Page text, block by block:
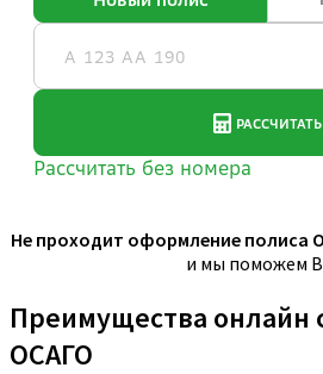
Не проходит оформление полиса
и мы поможем
Преимущества онлайн
ОСАГО